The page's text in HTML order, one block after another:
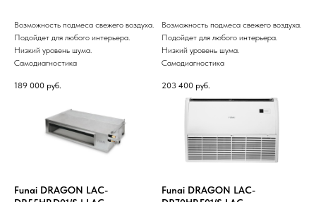
Возможность подмеса свежего воздуха.
Подойдет для любого интерьера.
Низкий уровень шума.
Самодиагностика
189 000 руб.
Возможность подмеса свежего воздуха.
Подойдет для любого интерьера.
Низкий уровень шума.
Самодиагностика
203 400 руб.
Funai DRAGON LAC-
Funai DRAGON LAC-